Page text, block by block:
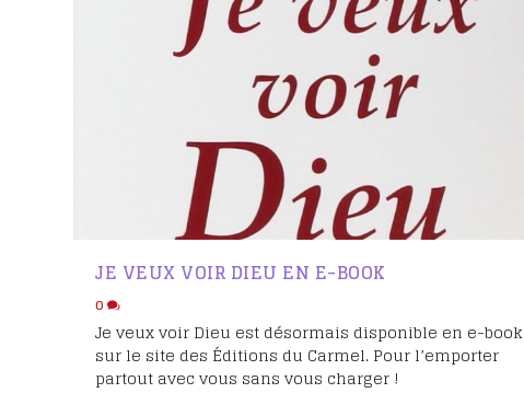
JE VEUX VOIR DIEU EN E-BOOK
0
Je veux voir Dieu est désormais disponible en e-book
sur le site des Éditions du Carmel. Pour l’emporter
partout avec vous sans vous charger !